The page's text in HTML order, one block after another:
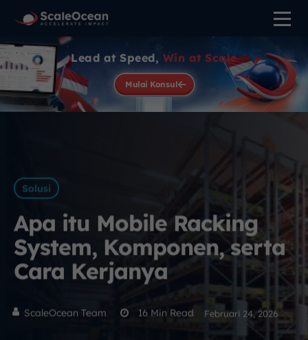
Lead at Speed, Win at Scale
Mulai Konsul
Solusi
Apa itu Mobile Racking
System, Komponen, serta
Cara Kerjanya
ScaleOcean Team 16 Min Read Februari 24, 2026